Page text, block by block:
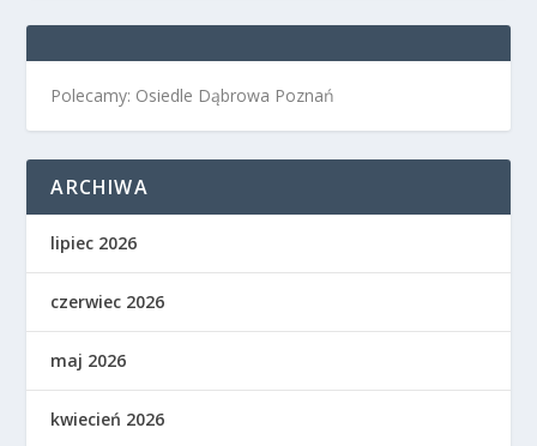
Polecamy: Osiedle Dąbrowa Poznań
ARCHIWA
lipiec 2026
czerwiec 2026
maj 2026
kwiecień 2026